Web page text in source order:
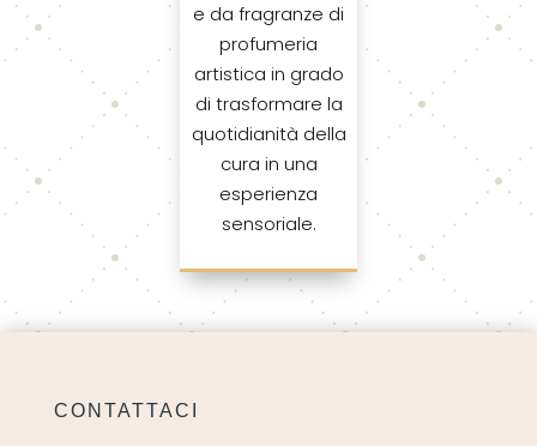
e da fragranze di
profumeria
artistica in grado
di trasformare la
quotidianità della
cura in una
esperienza
sensoriale.
CONTATTACI